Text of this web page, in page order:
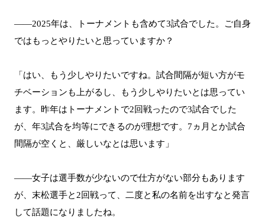
――2025年は、トーナメントも含めて3試合でした。ご自身
ではもっとやりたいと思っていますか？
「はい、もう少しやりたいですね。試合間隔が短い方がモ
チベーションも上がるし、もう少しやりたいとは思ってい
ます。昨年はトーナメントで2回戦ったので3試合でした
が、年3試合を均等にできるのが理想です。7ヵ月とか試合
間隔が空くと、厳しいなとは思います」
――女子は選手数が少ないので仕方がない部分もあります
が、末松選手と2回戦って、二度と私の名前を出すなと発言
して話題になりましたね。